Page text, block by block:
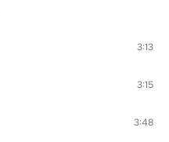
3:13
3:15
3:48